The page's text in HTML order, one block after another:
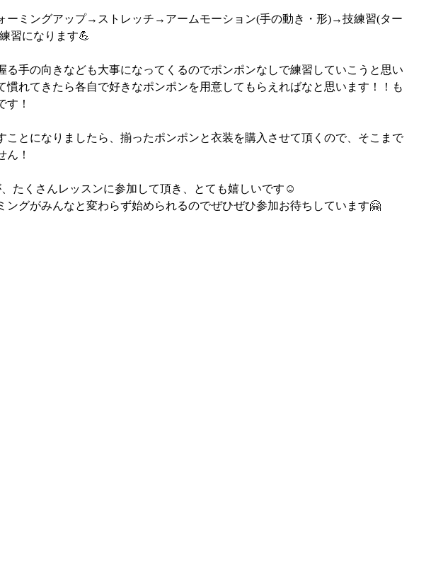
ーミングアップ→ストレッチ→アームモーション(手の動き・形)→技練習(ター
習になります💪
る手の向きなども大事になってくるのでポンポンなしで練習していこうと思い
慣れてきたら各自で好きなポンポンを用意してもらえればなと思います！！も
す！
ことになりましたら、揃ったポンポンと衣装を購入させて頂くので、そこまで
ん！
たくさんレッスンに参加して頂き、とても嬉しいです☺️
ングがみんなと変わらず始められるのでぜひぜひ参加お待ちしています🤗